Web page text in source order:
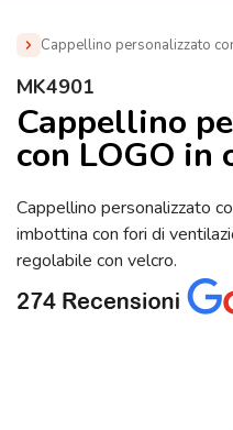
Cappellino personalizzato
Home »
(MK4901)
MK4901
Cappellino
con LOGO in
Cappellino personalizzato
imbottina con fori di
regolabile con velcro.